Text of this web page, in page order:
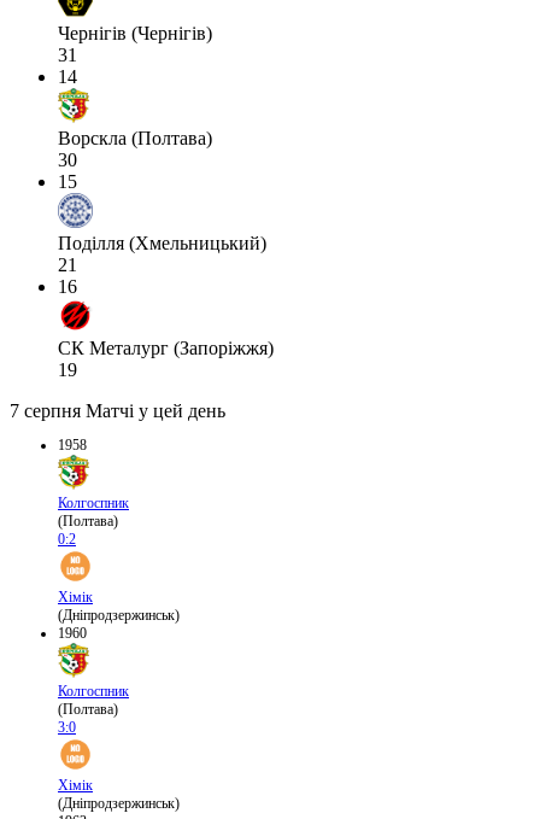
Чернігів (Чернігів)
31
14
Ворскла (Полтава)
30
15
Поділля (Хмельницький)
21
16
СК Металург (Запоріжжя)
19
7 серпня Матчі у цей день
1958
Колгоспник
(Полтава)
0:2
Хімік
(Дніпродзержинськ)
1960
Колгоспник
(Полтава)
3:0
Хімік
(Дніпродзержинськ)